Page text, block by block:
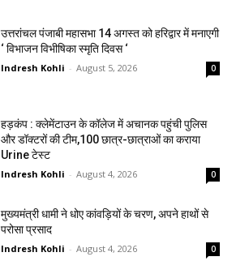
उत्तरांचल पंजाबी महासभा 14 अगस्त को हरिद्वार में मनाएगी
‘ विभाजन विभीषिका स्मृति दिवस ‘
Indresh Kohli - August 5, 2026 0
हड़कंप : क्लेमेंटाउन के कॉलेज में अचानक पहुंची पुलिस
और डॉक्टरों की टीम,100 छात्र-छात्राओं का कराया
Urine टेस्ट
Indresh Kohli - August 4, 2026 0
मुख्यमंत्री धामी ने धोए कांवड़ियों के चरण, अपने हाथों से
परोसा प्रसाद
Indresh Kohli - August 4, 2026 0